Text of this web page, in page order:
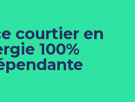
courtier en
100%